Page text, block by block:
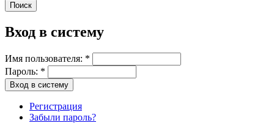
Вход в систему
Имя пользователя: *
Пароль: *
Регистрация
Забыли пароль?